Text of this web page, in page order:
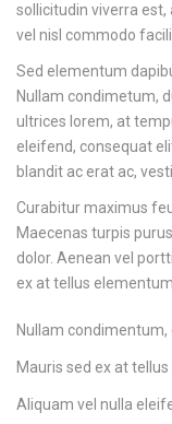
sollicitudin viverra est,
vel nisl commodo
Sed elementum
Nullam condimetum,
ultrices lorem, at
eleifend, consequat
blandit ac erat ac,
Curabitur maximus
Maecenas turpis
dolor. Aenean vel
ex at tellus
Nullam
Mauris sed ex at tellus
Aliquam vel nulla